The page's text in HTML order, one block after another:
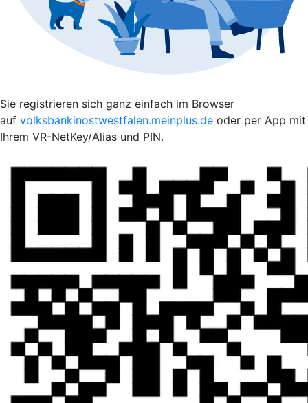
Sie registrieren sich ganz einfach im Browser
auf volksbankinostwestfalen.meinplus.de oder per App mit
Ihrem VR-NetKey/Alias und PIN.